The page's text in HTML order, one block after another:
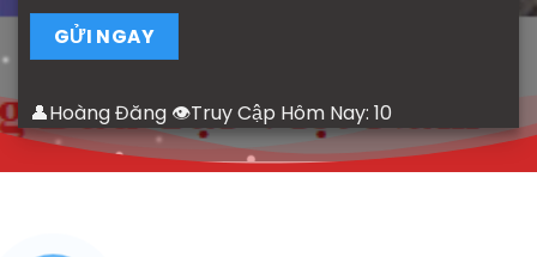
👤Hoàng Đăng 👁Truy Cập Hôm Nay: 10